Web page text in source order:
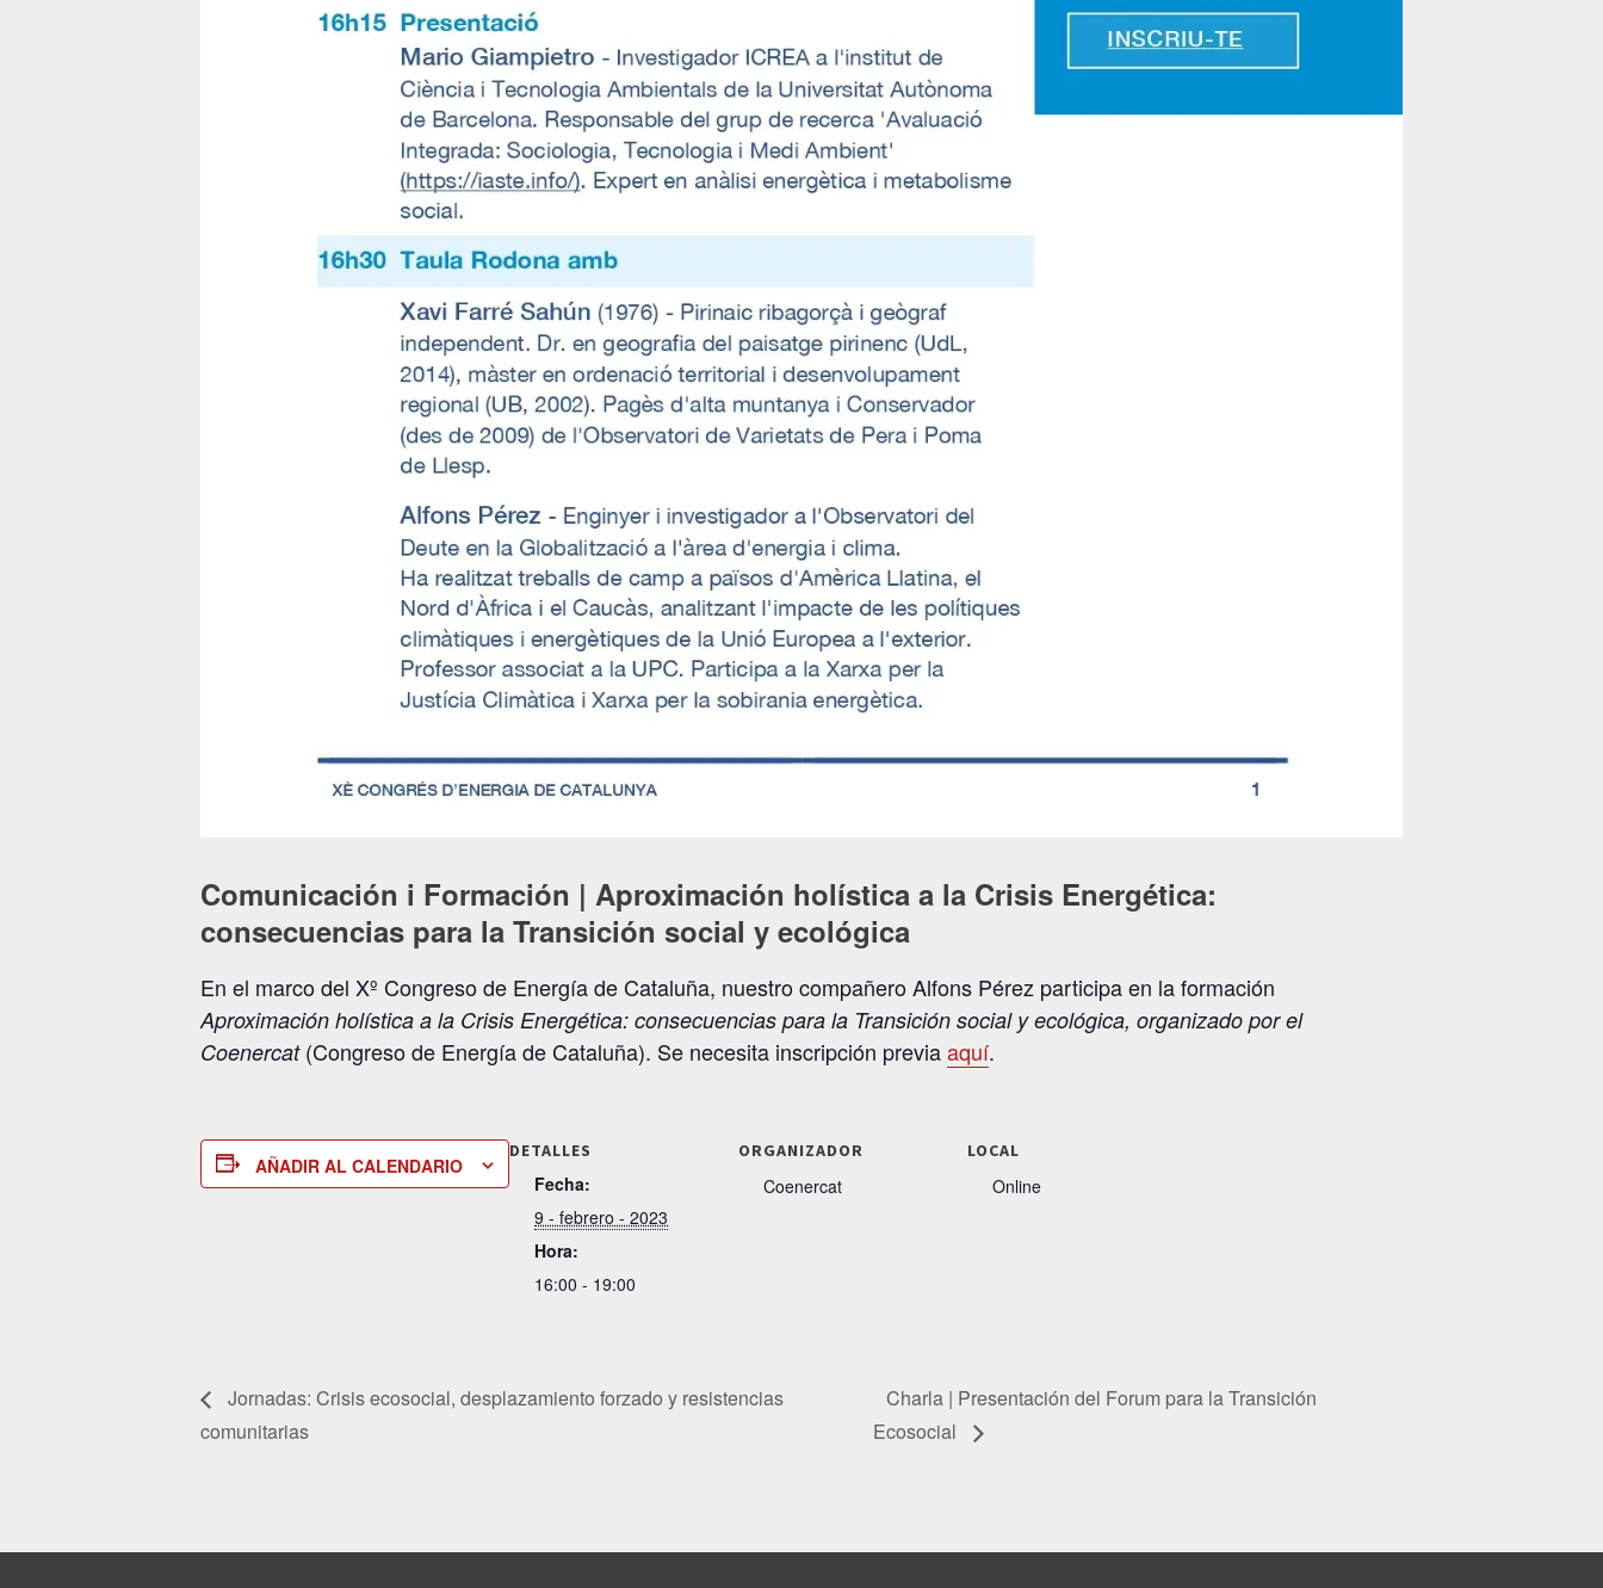
Comunicación i Formación | Aproximación holística a la Crisis Energética:
consecuencias para la Transición social y ecológica
En el marco del Xº Congreso de Energía de Cataluña, nuestro compañero Alfons Pérez participa en la formación
Aproximación holística a la Crisis Energética: consecuencias para la Transición social y ecológica, organizado por el
Coenercat(Congreso de Energía de Cataluña). Se necesita inscripción previaaquí.
AÑADIR AL CALENDARIO
DETALLES
Fecha:
9 - febrero - 2023
Hora:
16:00 - 19:00
ORGANIZADOR
Coenercat
LOCAL
Online
Jornadas: Crisis ecosocial, desplazamiento forzado y resistencias
comunitarias
Charla | Presentación del Forum para la Transición
Ecosocial